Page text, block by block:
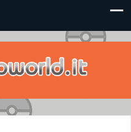
Pokémon e Nintendo